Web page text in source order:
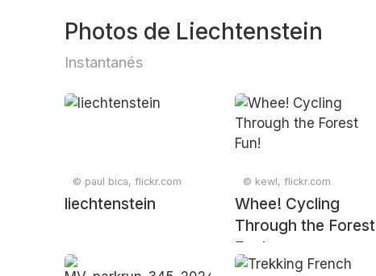
Photos de Liechtenstein
Instantanés
© paul bica, flickr.com
liechtenstein
© kewl, flickr.com
Whee! Cycling
Through the Forest
Fun!